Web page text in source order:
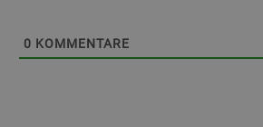
0 KOMMENTARE